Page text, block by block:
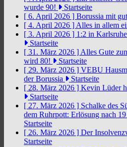
wurde 90!
Startseite
[ 6. April 2026 ] Borussia mit
[ 4. April 2026 ] Alles in allem
[ 3. April 2026 ] 1:2 in
Startseite
[ 31. März 2026 ] Alles Gute
wird 80!
Startseite
[ 29. März 2026 ] VEBU
der Borussia
Startseite
[ 28. März 2026 ] Kevin Lüder
Startseite
[ 27. März 2026 ] Schalke des
dem Ruhrpott: Erlösung nach
Startseite
[ 26. März 2026 ] Der
Startseite